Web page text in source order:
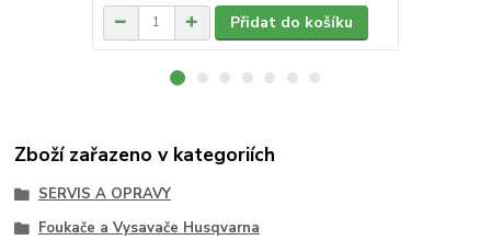
Přidat do košíku
Zboží zařazeno v kategoriích
SERVIS A OPRAVY
Foukače a Vysavače Husqvarna